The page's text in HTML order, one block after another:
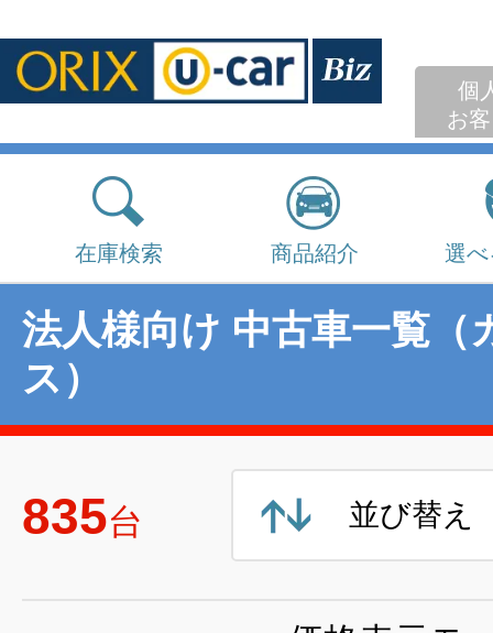
個
お
在庫検索 商品紹介 選
法人様向け 中古車一覧（
ス）
835台 並び替え